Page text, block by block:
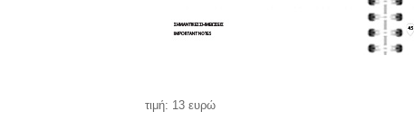
τιμή: 13 ευρώ